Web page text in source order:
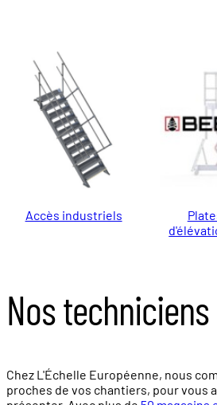
Accès industriels
Nos
Chez L'Échelle Européenne, nous
proches de vos chantiers, pour vous